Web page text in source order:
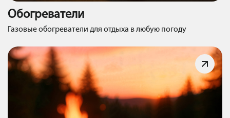
Обогреватели
Газовые обогреватели для отдыха в любую погоду